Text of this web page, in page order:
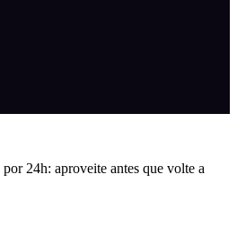
24h: aproveite antes que volte a